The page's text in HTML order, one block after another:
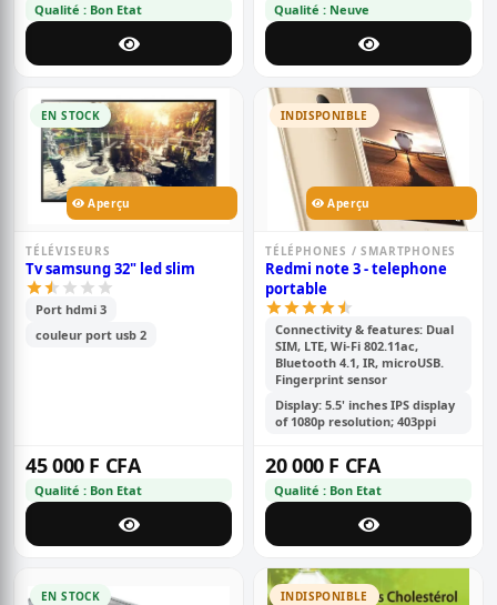
Qualité : Bon Etat Qualité : Neuve
EN STOCK
Aperçu
TÉLÉVISEURS
Tv samsung 32" led slim
Port hdmi 3
couleur port usb 2
45 000 F CFA
Qualité : Bon Etat
INDISPONIBLE
Aperçu
TÉLÉPHONES / SMARTPHONES
Redmi note 3 - telephone
portable
Connectivity & features: Dual
SIM, LTE, Wi-Fi 802.11ac,
Bluetooth 4.1, IR, microUSB.
Fingerprint sensor
Display: 5.5' inches IPS display
of 1080p resolution; 403ppi
20 000 F CFA
Qualité : Bon Etat
EN STOCK INDISPONIBLE